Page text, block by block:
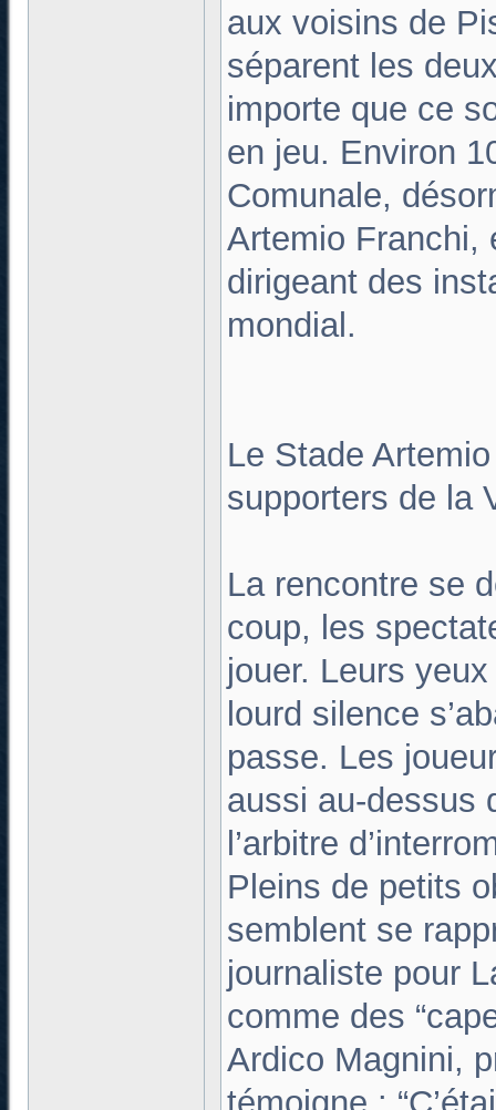
aux voisins de
séparent les
importe que ce
en jeu. Environ
Comunale,
Artemio Franchi,
dirigeant des
mondial.
Le Stade
supporters de la
La rencontre se
coup, les
jouer. Leurs
lourd silence
passe. Les
aussi au-dessus
l’arbitre
Pleins de petits
semblent se
journaliste pour
comme des
Ardico Magnini,